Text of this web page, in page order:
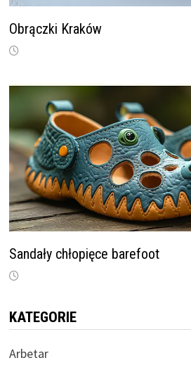
Obrączki Kraków
Sandały chłopięce barefoot
KATEGORIE
Arbetar